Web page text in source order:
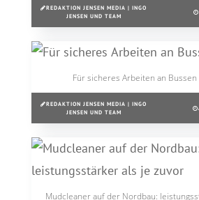
REDAKTION JENSEN MEDIA | INGO
JENSEN UND TEAM
Für sicheres Arbeiten an Bussen
REDAKTION JENSEN MEDIA | INGO
JENSEN UND TEAM
Mudcleaner auf der Nordbau: